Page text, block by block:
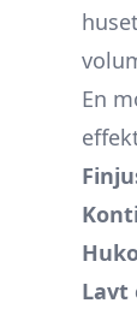
En
Lavt